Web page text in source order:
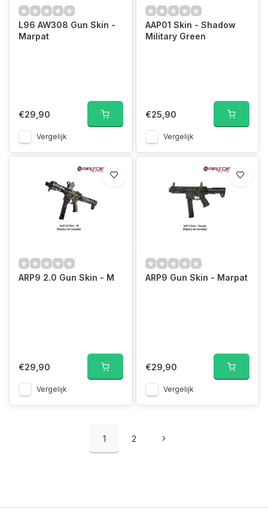
L96 AW308 Gun Skin -
Marpat
€29,90
Vergelijk
AAP01 Skin - Shadow
Military Green
€25,90
Vergelijk
ARP9 2.0 Gun Skin - M
€29,90
Vergelijk
ARP9 Gun Skin - Marpat
€29,90
Vergelijk
1 2